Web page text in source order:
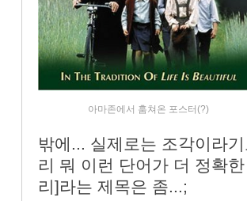
아마존에서 훔쳐온 포스터(?)
밖에... 실제로는 조각이라
리 뭐 이런 단어가 더 정확
리]라는 제목은 좀...;
«